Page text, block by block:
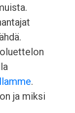
.
on ja miksi